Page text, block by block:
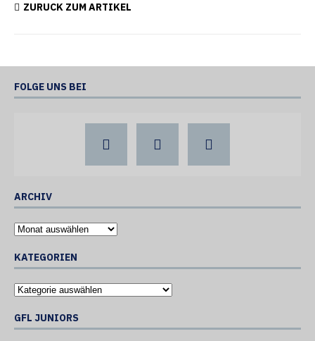
ZURÜCK ZUM ARTIKEL
FOLGE UNS BEI
ARCHIV
KATEGORIEN
GFL JUNIORS